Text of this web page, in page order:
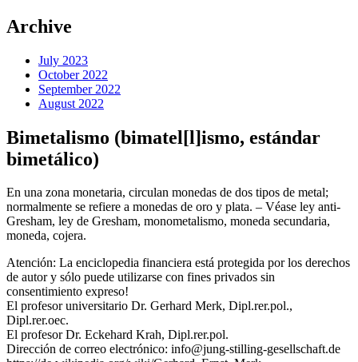
Archive
July 2023
October 2022
September 2022
August 2022
Bimetalismo (bimatel[l]ismo, estándar
bimetálico)
En una zona monetaria, circulan monedas de dos tipos de metal;
normalmente se refiere a monedas de oro y plata. – Véase ley anti-
Gresham, ley de Gresham, monometalismo, moneda secundaria,
moneda, cojera.
Atención: La enciclopedia financiera está protegida por los derechos
de autor y sólo puede utilizarse con fines privados sin
consentimiento expreso!
El profesor universitario Dr. Gerhard Merk, Dipl.rer.pol.,
Dipl.rer.oec.
El profesor Dr. Eckehard Krah, Dipl.rer.pol.
Dirección de correo electrónico: info@jung-stilling-gesellschaft.de